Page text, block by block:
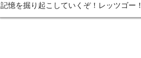
記憶を掘り起こしていくぞ！レッツゴー！